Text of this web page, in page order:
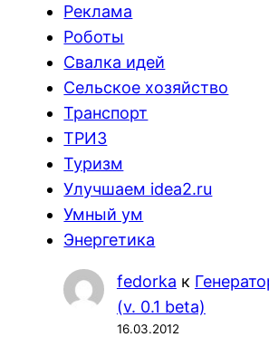
Реклама
Роботы
Свалка идей
Сельское хозяйство
Транспорт
ТРИЗ
Туризм
Улучшаем idea2.ru
Умный ум
Энергетика
fedorka к
(v. 0.1 beta)
16.03.2012